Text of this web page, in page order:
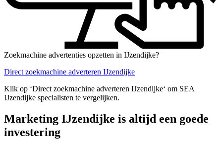
Zoekmachine advertenties opzetten in IJzendijke?
Direct zoekmachine adverteren IJzendijke
Klik op ‘Direct zoekmachine adverteren IJzendijke‘ om SEA
IJzendijke specialisten te vergelijken.
Marketing IJzendijke is altijd een goede
investering